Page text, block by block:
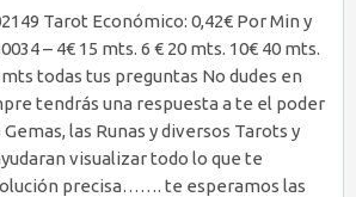
Tarot Económico: 0,42€ Por Min y
– 4€ 15 mts. 6 € 20 mts. 10€ 40 mts.
mts todas tus preguntas No dudes en
tendrás una respuesta a te el poder
las Runas y diversos Tarots y
visualizar todo lo que te
precisa……. te esperamos las